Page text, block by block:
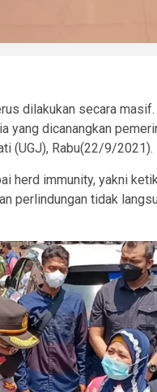
dilakukan secara
yang dicanangkan
(UGJ), Rabu(22/9/2021).
herd immunity, yakni
perlindungan tidak